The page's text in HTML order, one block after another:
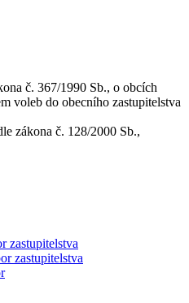
č. 367/1990 Sb., o obcích
voleb do obecního zastupitelstva
zákona č. 128/2000 Sb.,
zastupitelstva
zastupitelstva